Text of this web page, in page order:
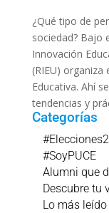
¿Qué tipo de
sociedad? Bajo
Innovación
(RIEU)
Educativa. Ahí
tendencias y
Categorías
#SoyPUCE
Alumni que
Descubre tu
Lo más leído